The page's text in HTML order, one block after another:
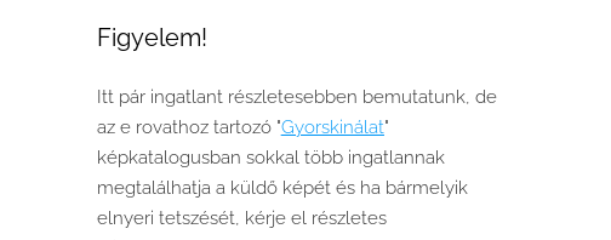
Figyelem!
Itt pár ingatlant részletesebben bemutatunk, de
az e rovathoz tartozó "Gyorskinálat"
képkatalogusban sokkal több ingatlannak
megtalálhatja a küldő képét és ha bármelyik
elnyeri tetszését, kérje el részletes